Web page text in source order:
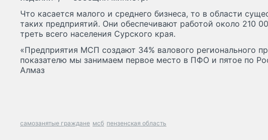
Что касается малого и среднего бизнеса, то в области
таких предприятий. Они обеспечивают работой около 210
треть всего населения Сурского края.
«Предприятия МСП создают 34% валового регионального
показателю мы занимаем первое место в ПФО и пятое по
Алмаз
самозанятые граждане мсб пензенская область